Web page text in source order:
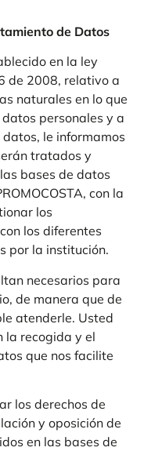
de Datos
en la ley
de 2008, relativo a
naturales en lo que
personales y a
le informamos
tratados y
bases de datos
con la
los
los diferentes
por la institución.
necesarios para
de manera que de
atenderle. Usted
la recogida y el
que nos facilite
los derechos de
y oposición de
en las bases de